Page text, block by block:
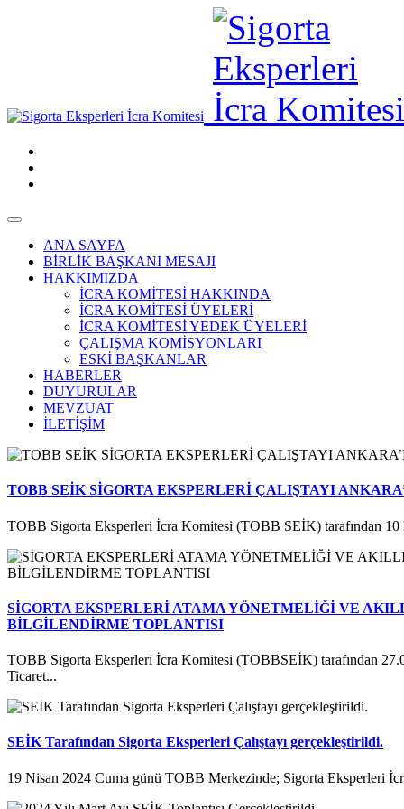
ANA SAYFA
BİRLİK BAŞKANI MESAJI
HAKKIMIZDA
İCRA KOMİTESİ HAKKINDA
İCRA KOMİTESİ ÜYELERİ
İCRA KOMİTESİ YEDEK ÜYELERİ
ÇALIŞMA KOMİSYONLARI
ESKİ BAŞKANLAR
HABERLER
DUYURULAR
MEVZUAT
İLETİŞİM
TOBB SEİK SİGORTA EKSPERLERİ ÇALIŞTAYI
TOBB Sigorta Eksperleri İcra Komitesi (TOBB SEİK) tarafından 10
SİGORTA EKSPERLERİ ATAMA YÖNETMELİĞİ VE
BİLGİLENDİRME TOPLANTISI
TOBB Sigorta Eksperleri İcra Komitesi (TOBBSEİK) tarafından
Ticaret...
SEİK Tarafından Sigorta Eksperleri Çalıştayı gerçekleştirildi.
19 Nisan 2024 Cuma günü TOBB Merkezinde; Sigorta Eksperleri